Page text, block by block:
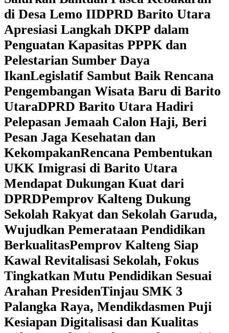
di Desa Lemo IIDPRD Barito Utara
Apresiasi Langkah DKPP dalam
Penguatan Kapasitas PPPK dan
Pelestarian Sumber Daya
IkanLegislatif Sambut Baik Rencana
Pengembangan Wisata Baru di Barito
UtaraDPRD Barito Utara Hadiri
Pelepasan Jemaah Calon Haji, Beri
Pesan Jaga Kesehatan dan
KekompakanRencana Pembentukan
UKK Imigrasi di Barito Utara
Mendapat Dukungan Kuat dari
DPRD‎Pemprov Kalteng Dukung
Sekolah Rakyat dan Sekolah Garuda,
Wujudkan Pemerataan Pendidikan
Berkualitas‎Pemprov Kalteng Siap
Kawal Revitalisasi Sekolah, Fokus
Tingkatkan Mutu Pendidikan Sesuai
Arahan Presiden‎Tinjau SMK 3
Palangka Raya, Mendikdasmen Puji
Kesiapan Digitalisasi dan Kualitas